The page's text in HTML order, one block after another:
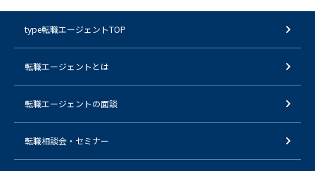
type転職エージェントTOP
転職エージェントとは
転職エージェントの面談
転職相談会・セミナー